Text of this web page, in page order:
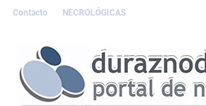
Contacto NECROLÓGICAS